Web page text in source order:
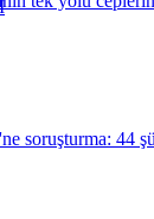
soruşturma: 44